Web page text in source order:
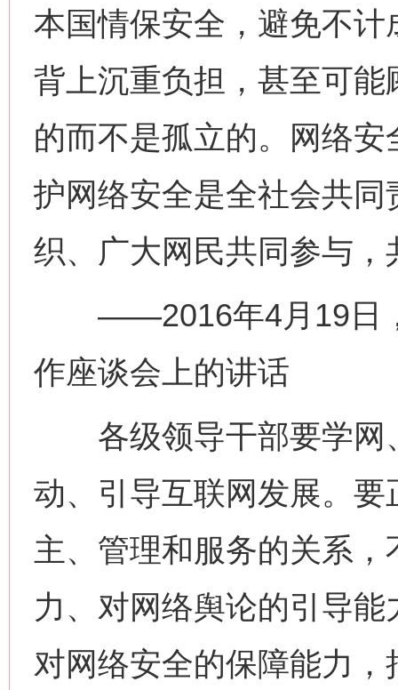
本国情保安全，避免不
背上沉重负担，甚至可
的而不是孤立的。网络
护网络安全是全社会共
织、广大网民共同参与
——2016年4月19日，
作座谈会上的讲话
各级领导干部要学网
动、引导互联网发展。
主、管理和服务的关系
力、对网络舆论的引导
对网络安全的保障能力